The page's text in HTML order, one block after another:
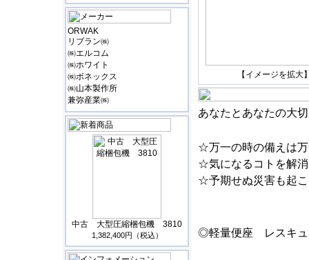
ORWAK
リブラン㈱
㈱エルコム
㈱ホワイト
㈱ボネックス
㈱山本製作所
兼弥産業㈱
中古 大型圧縮梱包機 3810
1,382,400円（税込）
【イメージを拡大
あなたとあなたの大
☆万一の時の備えは
☆気になるコトを解
☆予期せぬ災害も起
◎軽量便座 レスキュ